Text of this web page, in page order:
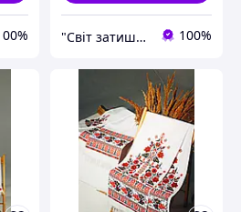
"Світ затишку" интернет-магазин текстиля и швейной фурнитуры 100%